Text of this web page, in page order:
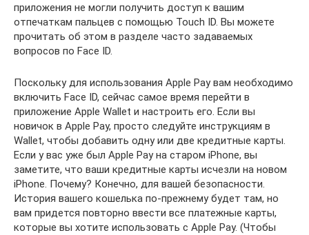
приложения не могли получить доступ к вашим
отпечаткам пальцев с помощью Touch ID. Вы можете
прочитать об этом в разделе часто задаваемых
вопросов по Face ID.
Поскольку для использования Apple Pay вам необходимо
включить Face ID, сейчас самое время перейти в
приложение Apple Wallet и настроить его. Если вы
новичок в Apple Pay, просто следуйте инструкциям в
Wallet, чтобы добавить одну или две кредитные карты.
Если у вас уже был Apple Pay на старом iPhone, вы
заметите, что ваши кредитные карты исчезли на новом
iPhone. Почему? Конечно, для вашей безопасности.
История вашего кошелька по-прежнему будет там, но
вам придется повторно ввести все платежные карты,
которые вы хотите использовать с Apple Pay. (Чтобы